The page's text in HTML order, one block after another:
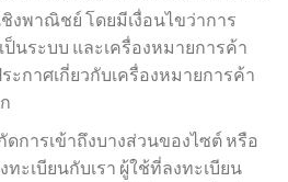
งพาณิชย์ โดยมีเงื่อนไขว่าการ
ระบบ และเครื่องหมายการค้า
ะกาศเกี่ยวกับเครื่องหมายการค้า
ดการเข้าถึงบางส่วนของไซต์ หรือ
ะเบียนกับเรา ผู้ใช้ที่ลงทะเบียน